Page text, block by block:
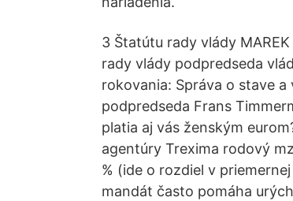
3 Štatútu rady vlády
rady vlády podpredseda
rokovania: Správa o stave
podpredseda Frans
platia aj vás ženským
agentúry Trexima rodový
% (ide o rozdiel v
mandát často pomáha